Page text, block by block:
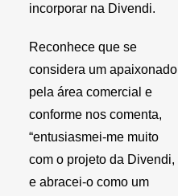
incorporar na Divendi.
Reconhece que se
considera um apaixonado
pela área comercial e
conforme nos comenta,
“entusiasmei-me muito
com o projeto da Divendi,
e abracei-o como um